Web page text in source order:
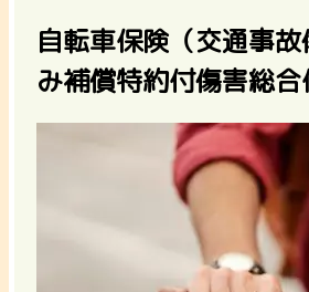
自転車保険（交通事
み補償特約付傷害総合